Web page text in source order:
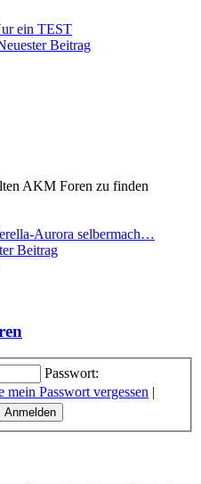
ein TEST
Beitrag
AKM Foren zu finden
Aurora selbermach…
Beitrag
Passwort:
mein Passwort vergessen |